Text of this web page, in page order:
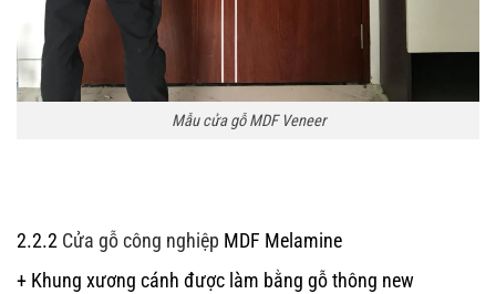
Mẫu cửa gỗ MDF Veneer
2.2.2 Cửa gỗ công nghiệp MDF Melamine
+ Khung xương cánh được làm bằng gỗ thông new